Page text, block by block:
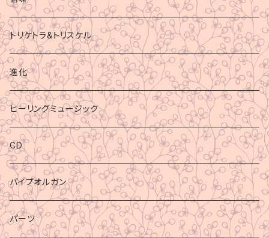
トリケトラ&トリスケル
進化
ヒーリングミュージック
CD
パイプオルガン
パーツ